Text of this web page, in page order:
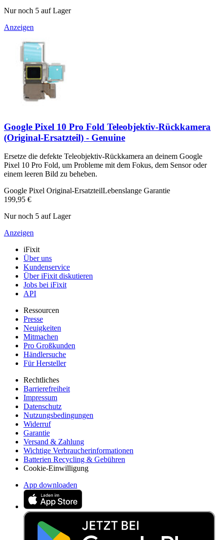
Nur noch 5 auf Lager
Anzeigen
Google Pixel 10 Pro Fold Teleobjektiv-Rückkamera
(Original-Ersatzteil) - Genuine
Ersetze die defekte Teleobjektiv-Rückkamera an deinem Google
Pixel 10 Pro Fold, um Probleme mit dem Fokus, dem Sensor oder
einem leeren Bild zu beheben.
Google Pixel Original-ErsatzteilLebenslange Garantie
199,95 €
Nur noch 5 auf Lager
Anzeigen
iFixit
Über uns
Kundenservice
Über iFixit diskutieren
Jobs bei iFixit
API
Ressourcen
Presse
Neuigkeiten
Mitmachen
Pro Großkunden
Händlersuche
Für Hersteller
Rechtliches
Barrierefreiheit
Impressum
Datenschutz
Nutzungsbedingungen
Widerruf
Garantie
Versand & Zahlung
Wichtige Verbraucherinformationen
Batterien Recycling & Gebühren
Cookie-Einwilligung
App downloaden